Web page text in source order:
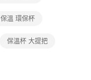
保溫 環保杯
保溫杯 大提把